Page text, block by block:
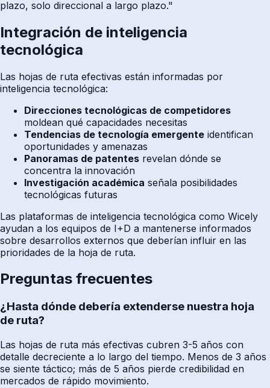
plazo, solo direccional a largo plazo."
Integración de inteligencia
tecnológica
Las hojas de ruta efectivas están informadas por
inteligencia tecnológica:
Direcciones tecnológicas de competidores
moldean qué capacidades necesitas
Tendencias de tecnología emergente identifican
oportunidades y amenazas
Panoramas de patentes revelan dónde se
concentra la innovación
Investigación académica señala posibilidades
tecnológicas futuras
Las plataformas de inteligencia tecnológica como Wicely
ayudan a los equipos de I+D a mantenerse informados
sobre desarrollos externos que deberían influir en las
prioridades de la hoja de ruta.
Preguntas frecuentes
¿Hasta dónde debería extenderse nuestra hoja
de ruta?
Las hojas de ruta más efectivas cubren 3-5 años con
detalle decreciente a lo largo del tiempo. Menos de 3 años
se siente táctico; más de 5 años pierde credibilidad en
mercados de rápido movimiento.